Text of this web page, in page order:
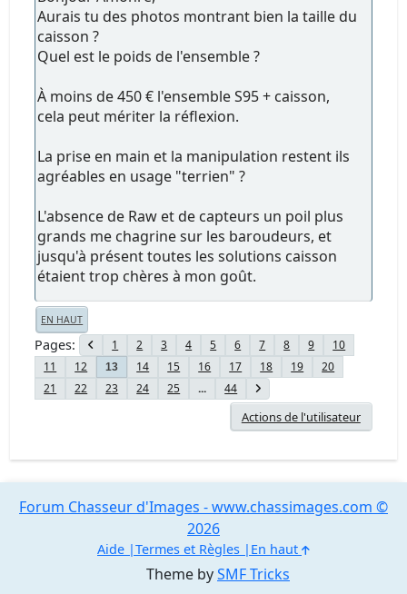
Aurais tu des photos montrant bien la taille du
caisson ?
Quel est le poids de l'ensemble ?
À moins de 450 € l'ensemble S95 + caisson,
cela peut mériter la réflexion.
La prise en main et la manipulation restent ils
agréables en usage "terrien" ?
L'absence de Raw et de capteurs un poil plus
grands me chagrine sur les baroudeurs, et
jusqu'à présent toutes les solutions caisson
étaient trop chères à mon goût.
EN HAUT
Pages 1 2 3 4 5 6 7 8 9
10
11
12 13 14 15 16 17 18 19
20
21
22 23 24 25 ... 44
Actions de l'utilisateur
Theme bySMF Tricks
Forum Chasseur d'Images - www.chassimages.com ©
2026
Aide Termes et Règles En haut